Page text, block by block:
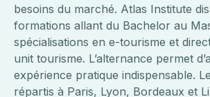
besoins du marché. Atlas Institute
formations allant du Bachelor au
spécialisations en e-tourisme et
unit tourisme. L’alternance permet
expérience pratique indispensable.
répartis à Paris, Lyon, Bordeaux et